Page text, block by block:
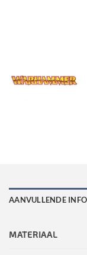
AANVULLENDE
MATERIAAL